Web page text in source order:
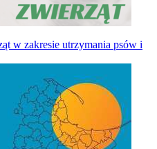
w zakresie utrzymania psów i